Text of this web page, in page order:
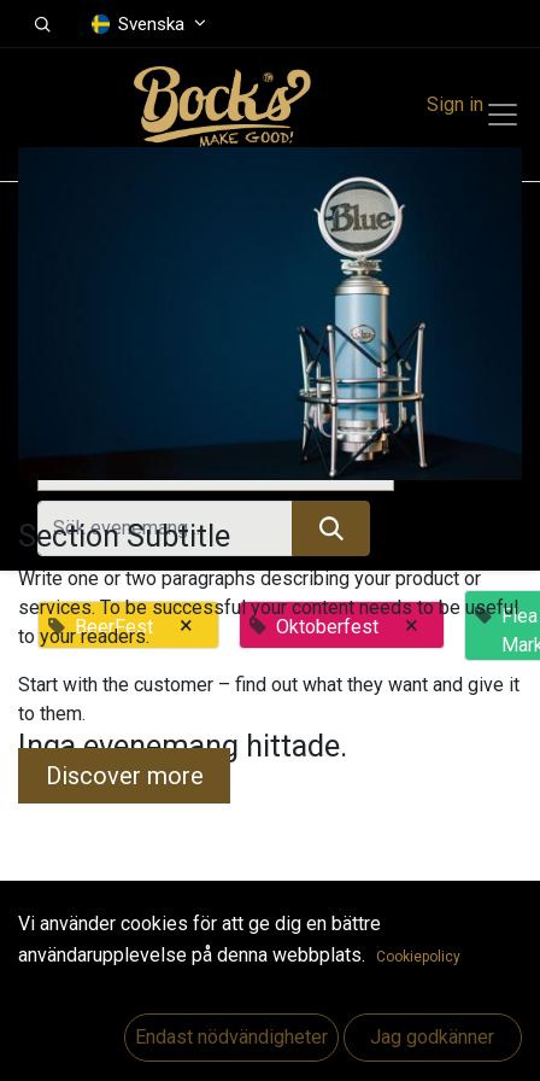
Svenska
Sign in
Tidigare evenemang
BeerFest × Oktoberfest ×
Flea
Inga evenemang hittade.
Useful Links
Section Subtitle
Write one or two paragraphs describing your product or
services. To be successful your content needs to be useful
to your readers.
Start with the customer – find out what they want and give it
to them.
Discover more
Vi använder cookies för att ge dig en bättre
användarupplevelse på denna webbplats.
Cookiepolicy
Endast nödvändigheter Jag godkänner